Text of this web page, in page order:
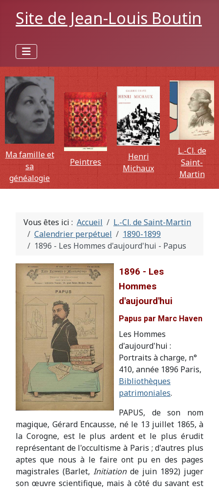
Site de Jean-Louis Boutin
Ma famille et
sa
généalogie
Peintres
Henri
Michaux
L.-Cl. de
Saint-
Martin
Vous êtes ici : Accueil
L.-Cl. de Saint-Martin
Calendrier perpétuel
1890-1899
1896 - Les Hommes d'aujourd'hui - Papus
1896 - Les
Hommes
d'aujourd'hui
Papus par Marc Haven
Les Hommes
d'aujourd'hui :
Portraits à charge, n°
410, année 1896 Paris,
Bibliothèques
patrimoniales.
PAPUS, de son nom
magique, Gérard Encausse, né le 13 juillet 1865, à
la Corogne, est le plus ardent et le plus érudit
représentant de l'occultisme à Paris ; d'autres plus
aptes que nous à le faire ont pu en des pages
magistrales (Barlet, Initiationde juin 1892) juger
son œuvre scientifique, mais à côté du savant est